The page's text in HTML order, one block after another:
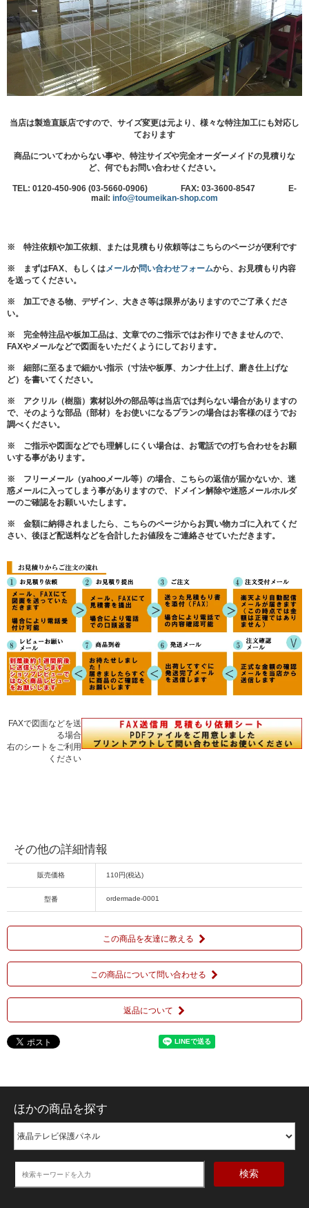
当店は製造直販店ですので、サイズ変更は元より、様々な特注加工にも対応し
ております
商品についてわからない事や、特注サイズや完全オーダーメイドの見積りな
ど、何でもお問い合わせください。
TEL: 0120-450-906 (03-5660-0906) FAX: 03-3600-8547 E-
mail: info@toumeikan-shop.com
※ 特注依頼や加工依頼、または見積もり依頼等はこちらのページが便利です
※ まずはFAX、もしくはメールか問い合わせフォームから、お見積もり内容
を送ってください。
※ 加工できる物、デザイン、大きさ等は限界がありますのでご了承くださ
い。
※ 完全特注品や板加工品は、文章でのご指示ではお作りできませんので、
FAXやメールなどで図面をいただくようにしております。
※ 細部に至るまで細かい指示（寸法や板厚、カンナ仕上げ、磨き仕上げな
ど）を書いてください。
※ アクリル（樹脂）素材以外の部品等は当店では判らない場合がありますの
で、そのような部品（部材）をお使いになるプランの場合はお客様のほうでお
調べください。
※ ご指示や図面などでも理解しにくい場合は、お電話での打ち合わせをお願
いする事があります。
※ フリーメール（yahooメール等）の場合、こちらの返信が届かないか、迷
惑メールに入ってしまう事がありますので、ドメイン解除や迷惑メールホルダ
ーのご確認をお願いいたします。
※ 金額に納得されましたら、こちらのページからお買い物カゴに入れてくだ
さい、後ほど配送料などを合計したお値段をご連絡させていただきます。
FAXで図面などを送
る場合
右のシートをご利用
ください
その他の詳細情報
販売価格 110円(税込)
型番 ordermade-0001
この商品を友達に教える
この商品について問い合わせる
返品について
ほかの商品を探す
検索